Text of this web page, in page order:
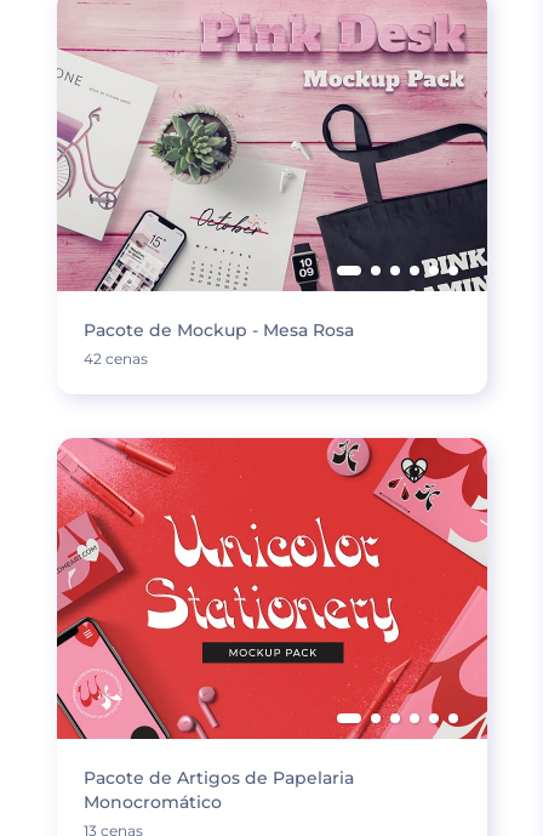
Pacote de Mockup - Mesa Rosa
42 cenas
Pacote de Artigos de Papelaria
Monocromático
13 cenas